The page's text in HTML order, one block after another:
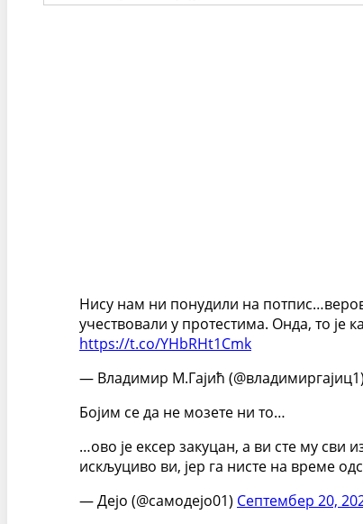
Нису нам ни понудили на
учествовали у протестима. Онда, то је
https://t.co/YHbRHt1Cmk
— Владимир М.Гајић (@владимиргајиц1)
Бојим се да не мозете ни то…
…ово је ексер закуцан, а ви сте му сви
искљуциво ви, јер га нисте на време
— Дејо (@самодејо01) Септембер 20,